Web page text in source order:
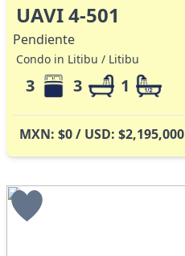
UAVI 4-501
Pendiente
Condo in Litibu / Litibu
3 3 1
MXN: $0 / USD: $2,195,000